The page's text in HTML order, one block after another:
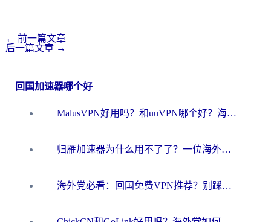
← 前一篇文章
后一篇文章 →
回国加速器哪个好
MalusVPN好用吗？和uuVPN哪个好？海外党无缝访问国内资源的真实对比与选择指南
归雁加速器为什么用不了了？一位海外游子的真实困惑与技术解答
海外党必看：回国免费VPN推荐？别踩坑！教你选对加速器无缝刷国内资源